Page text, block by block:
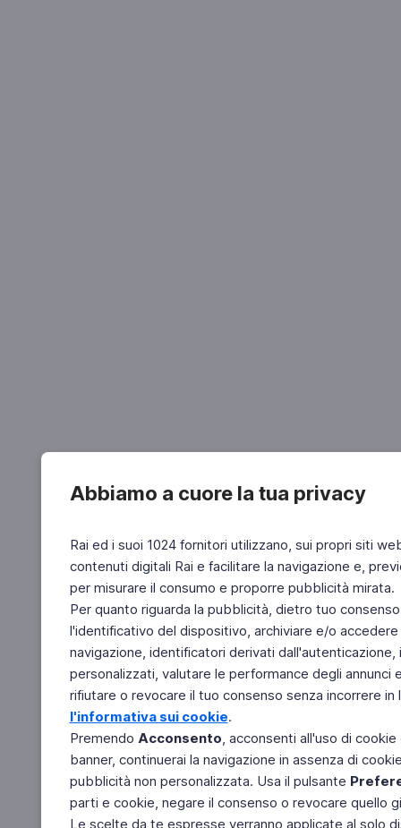
Abbiamo a cuore la tua privacy
Rai ed i suoi 1024 fornitori utilizzano, sui propri siti
contenuti digitali Rai e facilitare la navigazione e,
per misurare il consumo e proporre pubblicità mirata.
Per quanto riguarda la pubblicità, dietro tuo
l'identificativo del dispositivo, archiviare e/o
navigazione, identificatori derivati
personalizzati, valutare le performance degli
rifiutare o revocare il tuo consenso senza incorrere
l'informativa sui cookie.
Premendo Acconsento, acconsenti all'uso di
banner, continuerai la navigazione in assenza di
pubblicità non personalizzata. Usa il pulsante
parti e cookie, negare il consenso o revocare quello
Le scelte da te espresse verranno applicate al solo